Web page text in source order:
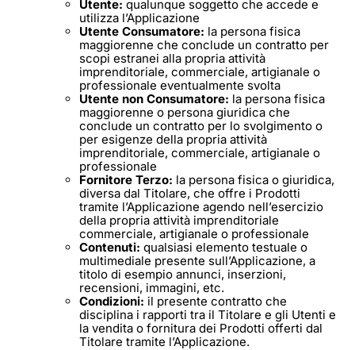
Utente: qualunque soggetto che accede e
utilizza l’Applicazione
Utente Consumatore: la persona fisica
maggiorenne che conclude un contratto per
scopi estranei alla propria attività
imprenditoriale, commerciale, artigianale o
professionale eventualmente svolta
Utente non Consumatore: la persona fisica
maggiorenne o persona giuridica che
conclude un contratto per lo svolgimento o
per esigenze della propria attività
imprenditoriale, commerciale, artigianale o
professionale
Fornitore Terzo: la persona fisica o giuridica,
diversa dal Titolare, che offre i Prodotti
tramite l’Applicazione agendo nell’esercizio
della propria attività imprenditoriale
commerciale, artigianale o professionale
Contenuti: qualsiasi elemento testuale o
multimediale presente sull’Applicazione, a
titolo di esempio annunci, inserzioni,
recensioni, immagini, etc.
Condizioni: il presente contratto che
disciplina i rapporti tra il Titolare e gli Utenti e
la vendita o fornitura dei Prodotti offerti dal
Titolare tramite l’Applicazione.